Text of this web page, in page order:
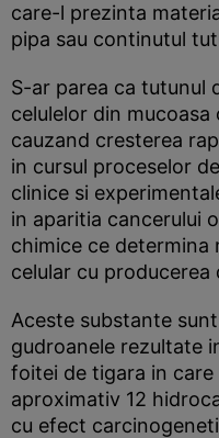
care-l prezinta
pipa sau continutul
S-ar parea ca tutunul
celulelor din
cauzand cresterea
in cursul proceselor
clinice si
in aparitia cancerului
chimice ce determina
celular cu producerea
Aceste substante
gudroanele rezultate
foitei de tigara in
aproximativ 12
cu efect